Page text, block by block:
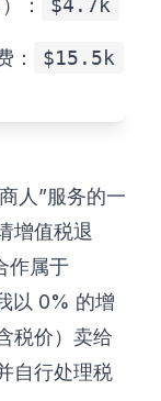
： $4.7k
： $15.5k
人”服务的一
增值税退
作属于
以 0% 的增
税价）卖给
自行处理税